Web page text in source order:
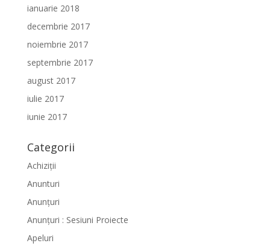
ianuarie 2018
decembrie 2017
noiembrie 2017
septembrie 2017
august 2017
iulie 2017
iunie 2017
Categorii
Achiziții
Anunturi
Anunțuri
Anunțuri : Sesiuni Proiecte
Apeluri